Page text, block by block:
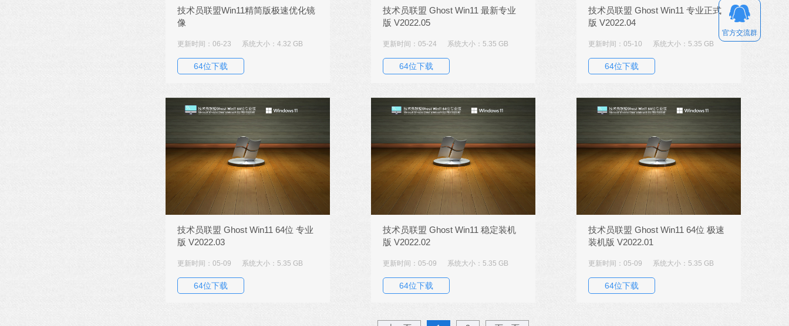
技术员联盟Win11精简版极速优化镜
像
更新时间：06-23 系统大小：4.32 GB
64位下载
技术员联盟 Ghost Win11 最新专业
版 V2022.05
更新时间：05-24 系统大小：5.35 GB
64位下载
技术员联盟 Ghost Win11 专业正式
版 V2022.04
更新时间：05-10 系统大小：5.35 GB
64位下载
技术员联盟 Ghost Win11 64位 专业
版 V2022.03
更新时间：05-09 系统大小：5.35 GB
64位下载
技术员联盟 Ghost Win11 稳定装机
版 V2022.02
更新时间：05-09 系统大小：5.35 GB
64位下载
技术员联盟 Ghost Win11 64位 极速
装机版 V2022.01
更新时间：05-09 系统大小：5.35 GB
64位下载
官方交流群